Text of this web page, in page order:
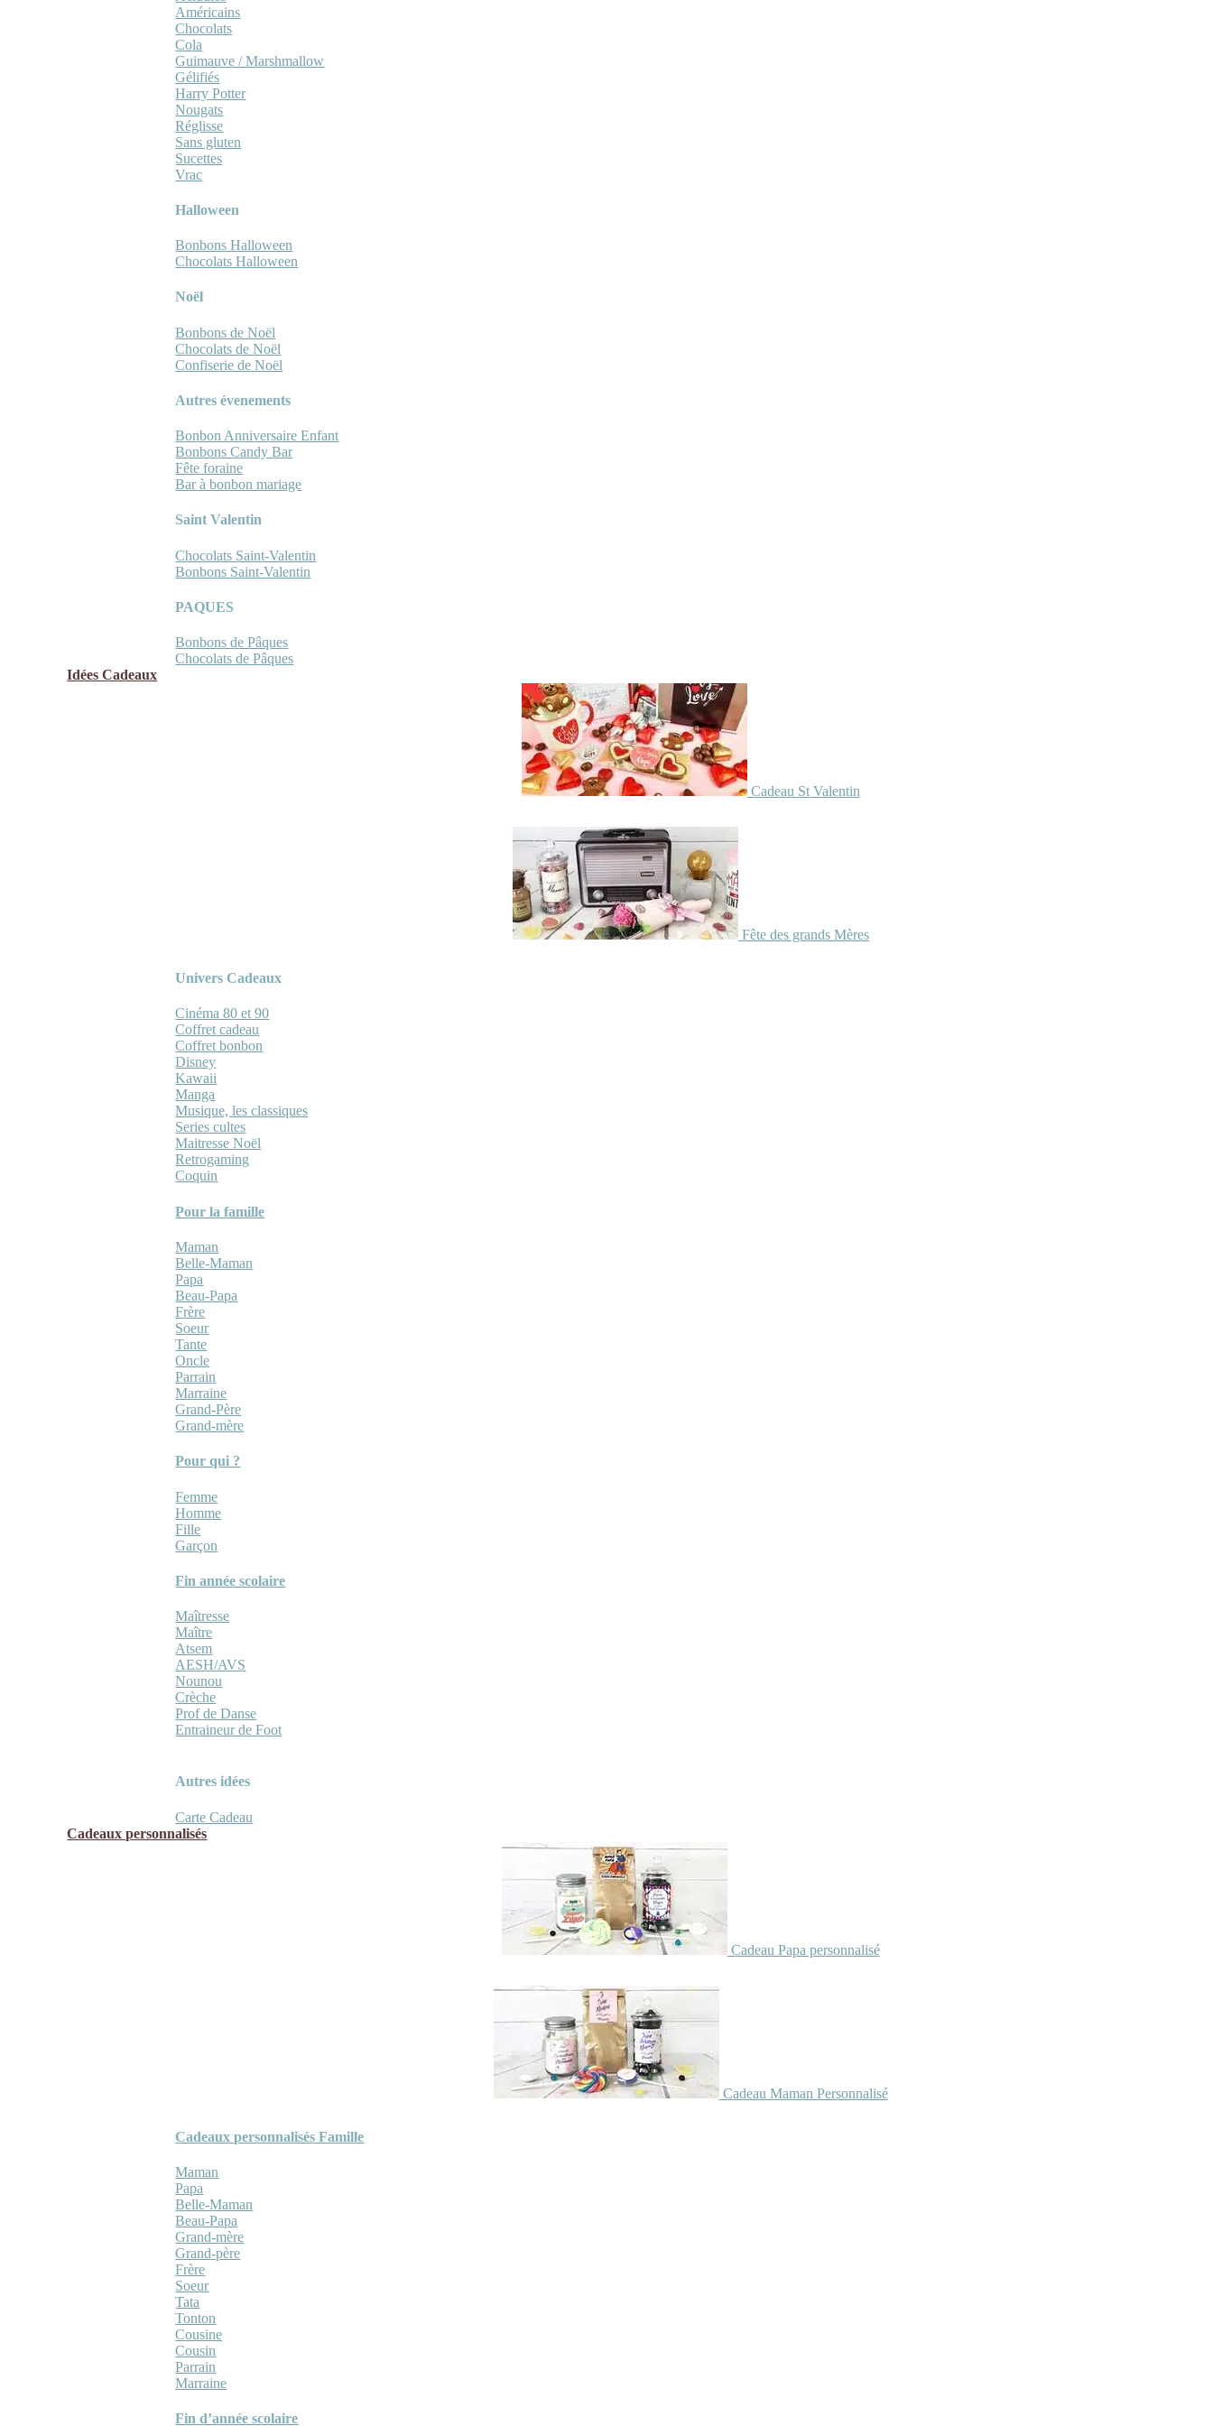
Américains
Chocolats
Cola
Guimauve / Marshmallow
Gélifiés
Harry Potter
Nougats
Réglisse
Sans gluten
Sucettes
Vrac
Halloween
Bonbons Halloween
Chocolats Halloween
Noël
Bonbons de Noël
Chocolats de Noël
Confiserie de Noël
Autres évenements
Bonbon Anniversaire Enfant
Bonbons Candy Bar
Fête foraine
Bar à bonbon mariage
Saint Valentin
Chocolats Saint-Valentin
Bonbons Saint-Valentin
PAQUES
Bonbons de Pâques
Chocolats de Pâques
Idées Cadeaux
Cadeau St Valentin
Fête des grands Mères
Univers Cadeaux
Cinéma 80 et 90
Coffret cadeau
Coffret bonbon
Disney
Kawaii
Manga
Musique, les classiques
Series cultes
Maitresse Noël
Retrogaming
Coquin
Pour la famille
Maman
Belle-Maman
Papa
Beau-Papa
Frère
Soeur
Tante
Oncle
Parrain
Marraine
Grand-Père
Grand-mère
Pour qui ?
Femme
Homme
Fille
Garçon
Fin année scolaire
Maîtresse
Maître
Atsem
AESH/AVS
Nounou
Crèche
Prof de Danse
Entraineur de Foot
Autres idées
Carte Cadeau
Cadeaux personnalisés
Cadeau Papa personnalisé
Cadeau Maman Personnalisé
Cadeaux personnalisés Famille
Maman
Papa
Belle-Maman
Beau-Papa
Grand-mère
Grand-père
Frère
Soeur
Tata
Tonton
Cousine
Cousin
Parrain
Marraine
Fin d’année scolaire